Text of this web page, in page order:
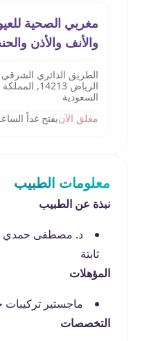
مغربي الصحية
والأنف والأذن
الطريق الدائري
الرياض 14213,
السعودية
مغلق الآنيفتح غداً الساعة
معلومات الطبيب
نبذة عن الطبيب
د. مصطفى حمدي
ثابتة
المؤهلات
ماجستير تركيبات
التخصصات